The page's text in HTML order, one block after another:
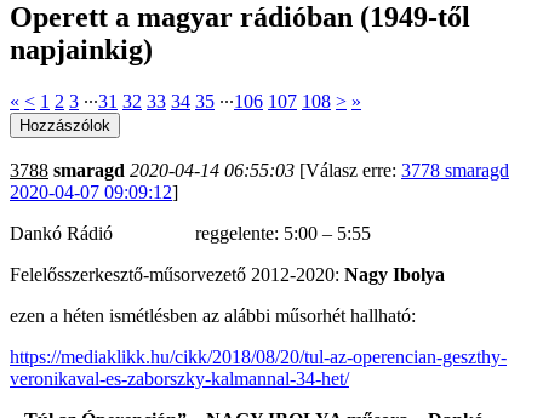
Operett a magyar rádióban (1949-től
napjainkig)
« < 1 2 3 ∙∙∙31 32 33 34 35 ∙∙∙106 107 108 > »
3788 smaragd 2020-04-14 06:55:03 [Válasz erre: 3778 smaragd
2020-04-07 09:09:12]
Dankó Rádió reggelente: 5:00 – 5:55
Felelősszerkesztő-műsorvezető 2012-2020: Nagy Ibolya
ezen a héten ismétlésben az alábbi műsorhét hallható:
https://mediaklikk.hu/cikk/2018/08/20/tul-az-operencian-geszthy-
veronikaval-es-zaborszky-kalmannal-34-het/